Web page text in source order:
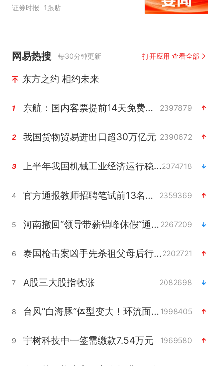
证券时报 1跟贴
网易热搜 每30分钟更新 打开应用 查看全部
东方之约 相约未来
1 东航：国内客票提前14天免费退改 2397879
2 我国货物贸易进出口超30万亿元 2390672
3 上半年我国机械工业经济运行稳中有进2374718
4 官方通报教师招聘笔试前13名被淘汰 2359369
5 河南撤回“领导带薪错峰休假”通知 2267209
6 泰国枪击案凶手先杀祖父母后行凶2202721
7 A股三大股指收涨 2082698
8 台风“白海豚”体型变大！环流面积接近13个浙江那么大 1998405
9 宇树科技中一签需缴款7.54万元 1969580